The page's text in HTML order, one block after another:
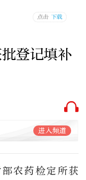
登记填补
进入频道
农药检定所获